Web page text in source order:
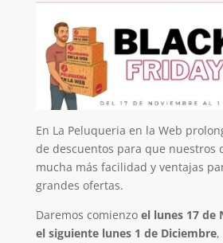
En La Peluqueria en la Web
de descuentos para que nuestros
mucha más facilidad y ventajas
grandes ofertas.
Daremos comienzo el lunes 17 de
el siguiente lunes 1 de Diciembre,